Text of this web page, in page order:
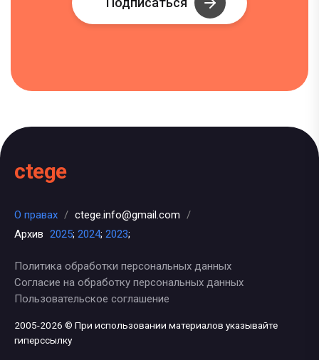
ctege
О правах / ctege.info@gmail.com /
Архив 2025; 2024; 2023;
Политика обработки персональных данных
Согласие на обработку персональных данных
Пользовательское соглашение
2005-2026 © При использовании материалов указывайте
гиперссылку